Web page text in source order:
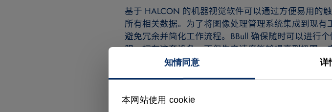
知情同意 详
本网站使用 cookie
基于 HALCON 的机器视觉软件可以通过方便易用的
所有相关数据。为了将图像处理管理系统集成到现
避免冗余并简化工作流程。BBull 确保随时可以进行
服。拥有这套设备，不仅生产速度能够提高到极限
许多装瓶公司和制造商都已选择这套解决方案来升级
作者：Lutz Kreutzer 博士